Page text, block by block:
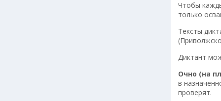
Чтобы
только
Тексты
Диктант
Очно (на
в
проверят.